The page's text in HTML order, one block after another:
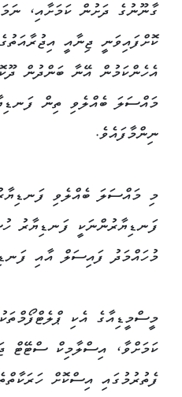
ގާނޫނުގެ ދަށުން ކަމަށާއި،
ކޮށްފައިވަނީ ޖިނާއީ
އެހެންކަމުން އޭނާ ބަންދުން
މައްސަލަ ބެއްލެވި ތިން
ނިންމާފައެވެ.
މި މައްސަލަ ބެއްލެވި
ފަނޑިޔާރުންނަކީ ފަނޑިޔާރު
މުހައްމަދު ފައިސަލް އާއި
މީސްމީޑިއާގެ އެކި
ކަމަށްވާ، އިސްލާމިކް ސްޓޭޓް
ފެތުރުމުގައި އިސްކޮށް